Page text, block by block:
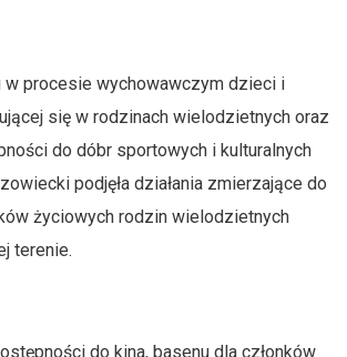
w procesie wychowawczym dzieci i
się w rodzinach wielodzietnych oraz
do dóbr sportowych i kulturalnych
podjęła działania zmierzające do
życiowych rodzin wielodzietnych
terenie.
do kina, basenu dla członków